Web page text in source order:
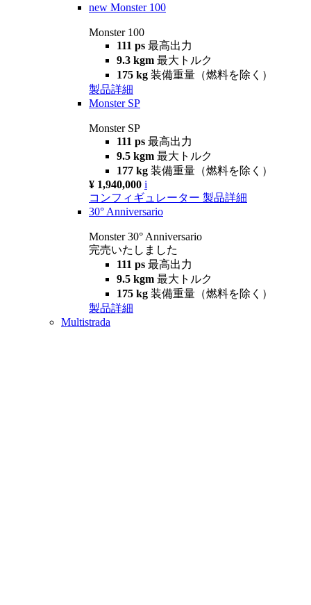
new Monster 100
Monster 100
111 ps 最高出力
9.3 kgm 最大トルク
175 kg 装備重量（燃料を除く）
製品詳細
Monster SP
Monster SP
111 ps 最高出力
9.5 kgm 最大トルク
177 kg 装備重量（燃料を除く）
¥ 1,940,000 i
コンフィギュレーター 製品詳細
30° Anniversario
Monster 30° Anniversario
完売いたしました
111 ps 最高出力
9.5 kgm 最大トルク
175 kg 装備重量（燃料を除く）
製品詳細
Multistrada